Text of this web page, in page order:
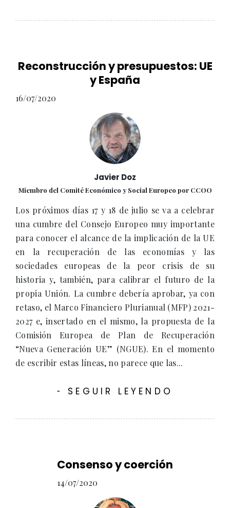
Reconstrucción y presupuestos: UE
y España
16/07/2020
Javier Doz
Miembro del Comité Económico y Social Europeo por CCOO
Los próximos días 17 y 18 de julio se va a celebrar
una cumbre del Consejo Europeo muy importante
para conocer el alcance de la implicación de la UE
en la recuperación de las economías y las
sociedades europeas de la peor crisis de su
historia y, también, para calibrar el futuro de la
propia Unión. La cumbre debería aprobar, ya con
retaso, el Marco Financiero Plurianual (MFP) 2021-
2027 e, insertado en el mismo, la propuesta de la
Comisión Europea de Plan de Recuperación
“Nueva Generación UE” (NGUE). En el momento
de escribir estas líneas, no parece que las...
- SEGUIR LEYENDO
Consenso y coerción
14/07/2020